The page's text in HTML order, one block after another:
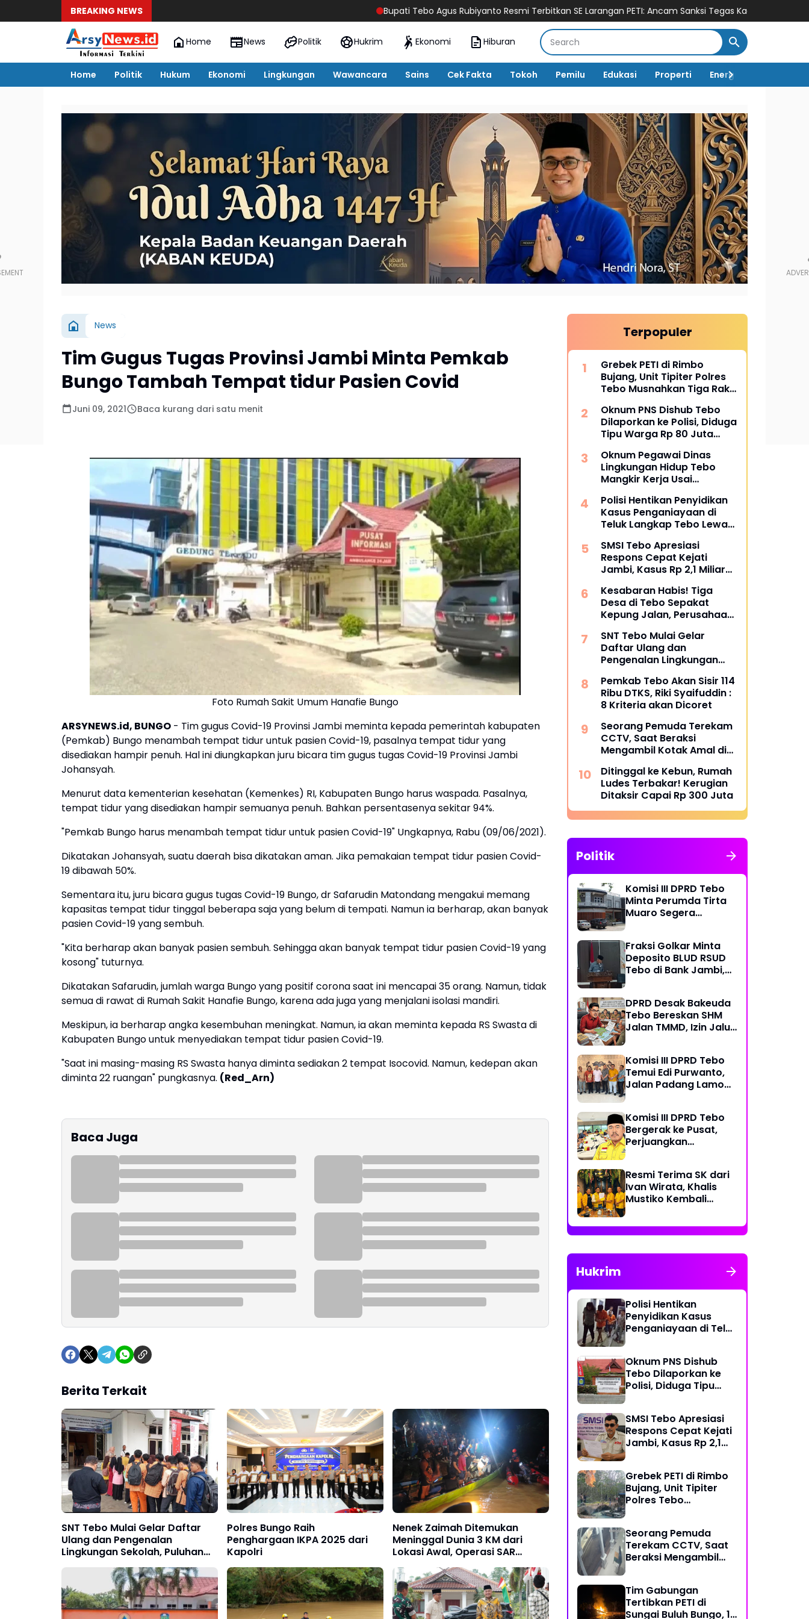
BREAKING NEWS Bupati Tebo Agus Rubiyanto Resmi Terbitkan SE Larangan PETI: Ancam Sanksi Tegas Kades hingga BPD yang Terlibat
Home News Politik Hukrim Ekonomi Hiburan
Home Politik Hukum Ekonomi Lingkungan Wawancara Sains Cek Fakta Tokoh Pemilu Edukasi Properti Energi
News
Tim Gugus Tugas Provinsi Jambi Minta Pemkab
Bungo Tambah Tempat tidur Pasien Covid
Juni 09, 2021 Baca kurang dari satu menit
Foto Rumah Sakit Umum Hanafie Bungo
ARSYNEWS.id, BUNGO - Tim gugus Covid-19 Provinsi Jambi meminta kepada pemerintah kabupaten
(Pemkab) Bungo menambah tempat tidur untuk pasien Covid-19, pasalnya tempat tidur yang
disediakan hampir penuh. Hal ini diungkapkan juru bicara tim gugus tugas Covid-19 Provinsi Jambi
Johansyah.
Menurut data kementerian kesehatan (Kemenkes) RI, Kabupaten Bungo harus waspada. Pasalnya,
tempat tidur yang disediakan hampir semuanya penuh. Bahkan persentasenya sekitar 94%.
"Pemkab Bungo harus menambah tempat tidur untuk pasien Covid-19" Ungkapnya, Rabu (09/06/2021).
Dikatakan Johansyah, suatu daerah bisa dikatakan aman. Jika pemakaian tempat tidur pasien Covid-
19 dibawah 50%.
Sementara itu, juru bicara gugus tugas Covid-19 Bungo, dr Safarudin Matondang mengakui memang
kapasitas tempat tidur tinggal beberapa saja yang belum di tempati. Namun ia berharap, akan banyak
pasien Covid-19 yang sembuh.
"Kita berharap akan banyak pasien sembuh. Sehingga akan banyak tempat tidur pasien Covid-19 yang
kosong" tuturnya.
Dikatakan Safarudin, jumlah warga Bungo yang positif corona saat ini mencapai 35 orang. Namun, tidak
semua di rawat di Rumah Sakit Hanafie Bungo, karena ada juga yang menjalani isolasi mandiri.
Meskipun, ia berharap angka kesembuhan meningkat. Namun, ia akan meminta kepada RS Swasta di
Kabupaten Bungo untuk menyediakan tempat tidur pasien Covid-19.
"Saat ini masing-masing RS Swasta hanya diminta sediakan 2 tempat Isocovid. Namun, kedepan akan
diminta 22 ruangan" pungkasnya. (Red_Arn)
Baca Juga
Berita Terkait
SNT Tebo Mulai Gelar Daftar
Ulang dan Pengenalan
Lingkungan Sekolah, Puluhan
Calon Siswa Hadir Bersama
Orang Tua
Polres Bungo Raih
Penghargaan IKPA 2025 dari
Kapolri
Nenek Zaimah Ditemukan
Meninggal Dunia 3 KM dari
Lokasi Awal, Operasi SAR
Sungai Nalo Tantan Resmi
Ditutup
Terpopuler
Grebek PETI di Rimbo
Bujang, Unit Tipiter Polres
Tebo Musnahkan Tiga Rakit
Dibakar
Oknum PNS Dishub Tebo
Dilaporkan ke Polisi, Diduga
Tipu Warga Rp 80 Juta
Oknum Pegawai Dinas
Lingkungan Hidup Tebo
Mangkir Kerja Usai
Bungkam
Polisi Hentikan Penyidikan
Kasus Penganiayaan di
Teluk Langkap Tebo Lewat
Restoratif
SMSI Tebo Apresiasi
Respons Cepat Kejati
Jambi, Kasus Rp 2,1 Miliar
Kesabaran Habis! Tiga
Desa di Tebo Sepakat
Kepung Jalan, Perusahaan
Jawab
SNT Tebo Mulai Gelar
Daftar Ulang dan
Pengenalan Lingkungan
Siswa Hadir Bersama
Orang Tua
Pemkab Tebo Akan Sisir 114
Ribu DTKS, Riki Syaifuddin :
8 Kriteria akan Dicoret
Seorang Pemuda Terekam
CCTV, Saat Beraksi
Mengambil Kotak Amal di
Ditinggal ke Kebun, Rumah
Ludes Terbakar! Kerugian
Ditaksir Capai Rp 300 Juta
Politik
Komisi III DPRD Tebo
Minta Perumda Tirta
Muaro Segera
Jambi
Fraksi Golkar Minta
Deposito BLUD RSUD
Tebo di Bank Jambi,
Perintis
DPRD Desak Bakeuda
Tebo Bereskan SHM
Jalan TMMD, Izin Jalur
Komisi III DPRD Tebo
Temui Edi Purwanto,
Jalan Padang Lamo
Komisi III DPRD Tebo
Bergerak ke Pusat,
Perjuangkan
Resmi Terima SK dari
Ivan Wirata, Khalis
Mustiko Kembali
Liga Marisa Jadi
Sekretaris
Hukrim
Polisi Hentikan
Penyidikan Kasus
Penganiayaan di Teluk
Restoratif
Oknum PNS Dishub
Tebo Dilaporkan ke
Polisi, Diduga Tipu
Kerja
SMSI Tebo Apresiasi
Respons Cepat Kejati
Jambi, Kasus Rp 2,1
Grebek PETI di Rimbo
Bujang, Unit Tipiter
Polres Tebo
Cara Dibakar
Seorang Pemuda
Terekam CCTV, Saat
Beraksi Mengambil
Tim Gabungan
Tertibkan PETI di
Sungai Buluh Bungo, 15